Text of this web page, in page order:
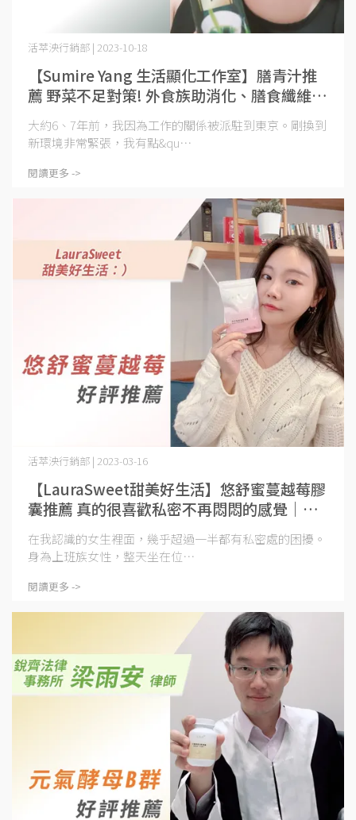
【Sumire Yang 生活顯化工作室】膳青汁推
薦 野菜不足對策! 外食族助消化、膳食纖維補
充｜活萃泱
活萃泱行銷部 | 2023-10-18
大約6、7年前，我因為工作的關係被派駐到東京。剛換到
新環境非常緊張，我有點&qu⋯
閱讀更多 ->
【LauraSweet甜美好生活】悠舒蜜蔓越莓膠
囊推薦 真的很喜歡私密不再悶悶的感覺｜活
萃泱
活萃泱行銷部 | 2023-03-16
在我認識的女生裡面，幾乎超過一半都有私密處的困擾。
身為上班族女性，整天坐在位⋯
閱讀更多 ->